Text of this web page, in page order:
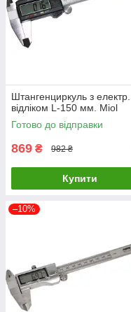
Штангенциркуль з електр.
відліком L-150 мм. Miol
Готово до відправки
869 ₴ 982 ₴
Купити
–10%